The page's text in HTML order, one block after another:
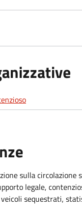
sulla circolazione
legale,
sequestrati,